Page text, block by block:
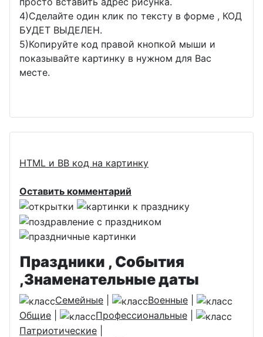
4)Сделайте один клик по тексту в форме , КОД
БУДЕТ ВЫДЕЛЕН.
5)Копируйте код правой кнопкой мыши и
показывайте картинку в нужном для Вас
месте.
HTML и BB код на картинку
Оставить комментарий
Праздники , События
,Знаменательные даты
Семейные Военные
Общие
Профессиональные
Патриотические